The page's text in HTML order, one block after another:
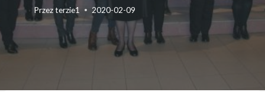
Przezterzie1 2020-02-09